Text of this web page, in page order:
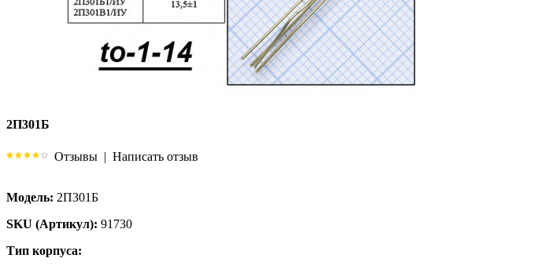
2П301Б
Отзывы | Написать отзыв
Модель: 2П301Б
SKU (Артикул): 91730
Тип корпуса: